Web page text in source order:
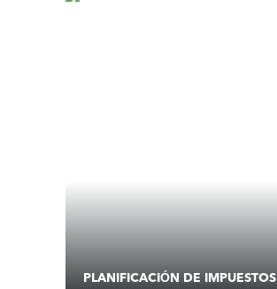
PLANIFICACIÓN DE IMPUESTOS